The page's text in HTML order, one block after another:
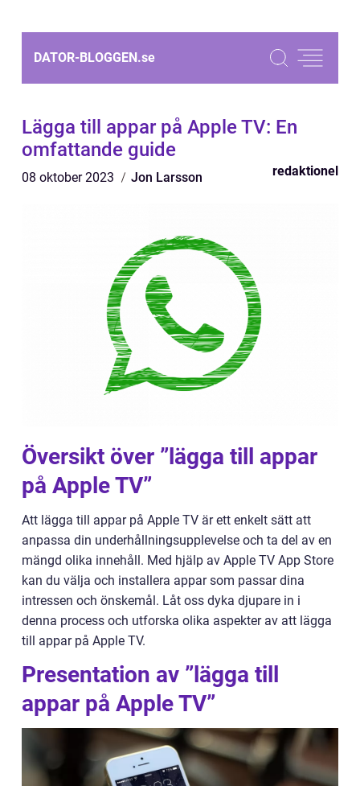
DATOR-BLOGGEN.se
Lägga till appar på Apple TV: En
omfattande guide
08 oktober 2023 Jon Larsson redaktionel
Översikt över ”lägga till appar
på Apple TV”
Att lägga till appar på Apple TV är ett enkelt sätt att
anpassa din underhållningsupplevelse och ta del av en
mängd olika innehåll. Med hjälp av Apple TV App Store
kan du välja och installera appar som passar dina
intressen och önskemål. Låt oss dyka djupare in i
denna process och utforska olika aspekter av att lägga
till appar på Apple TV.
Presentation av ”lägga till
appar på Apple TV”